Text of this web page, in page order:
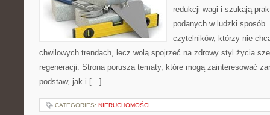
redukcji wagi i szukają
podanych w ludzki sposób.
czytelników, którzy nie
chwilowych trendach, lecz wolą spojrzeć na zdrowy styl życia
regeneracji. Strona porusza tematy, które mogą zainteresować
podstaw, jak i […]
CATEGORIES: NIERUCHOMOŚCI